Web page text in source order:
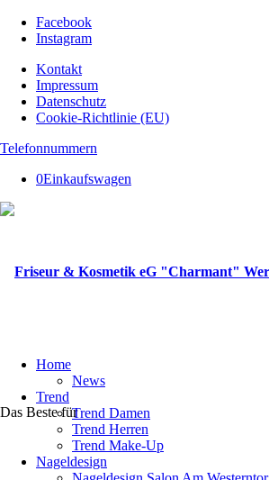
Facebook
Instagram
Kontakt
Impressum
Datenschutz
Cookie-Richtlinie (EU)
Telefonnummern
0Einkaufswagen
Das Beste für
Home
News
Trend
Trend Damen
Trend Herren
Trend Make-Up
Nageldesign